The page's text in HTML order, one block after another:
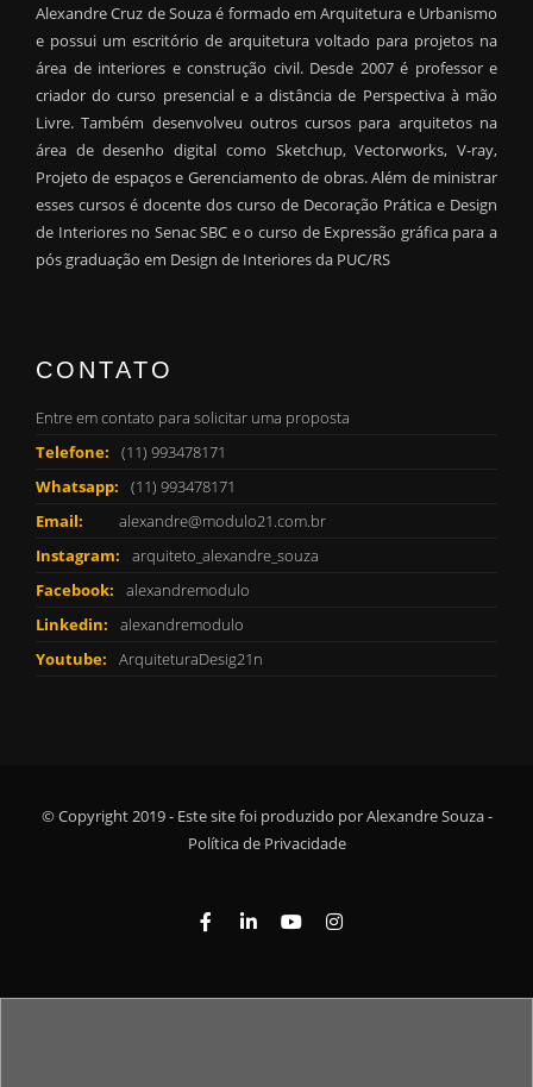
Alexandre Cruz de Souza é formado em Arquitetura e Urbanismo
e possui um escritório de arquitetura voltado para projetos na
área de interiores e construção civil. Desde 2007 é professor e
criador do curso presencial e a distância de Perspectiva à mão
Livre. Também desenvolveu outros cursos para arquitetos na
área de desenho digital como Sketchup, Vectorworks, V-ray,
Projeto de espaços e Gerenciamento de obras. Além de ministrar
esses cursos é docente dos curso de Decoração Prática e Design
de Interiores no Senac SBC e o curso de Expressão gráfica para a
pós graduação em Design de Interiores da PUC/RS
CONTATO
Entre em contato para solicitar uma proposta
Telefone:
(11) 993478171
Whatsapp:
(11) 993478171
Email:
alexandre@modulo21.com.br
Instagram:
arquiteto_alexandre_souza
Facebook:
alexandremodulo
Linkedin:
alexandremodulo
Youtube:
ArquiteturaDesig21n
© Copyright 2019 - Este site foi produzido por Alexandre Souza -
Política de Privacidade